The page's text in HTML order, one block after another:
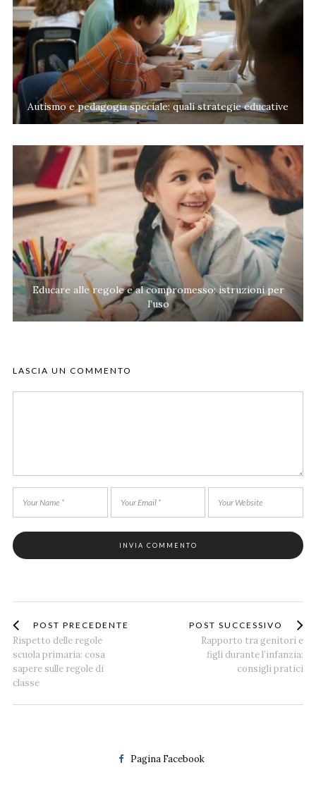
Autismo e pedagogia speciale: quali strategie educative
Educare alle regole e al compromesso: istruzioni per
l’uso
LASCIA UN COMMENTO
POST PRECEDENTE
Rispetto delle regole
scuola primaria: cosa
sapere sulle regole di
classe
POST SUCCESSIVO
Rapporto tra genitori e
figli durante l’infanzia:
consigli pratici
Pagina Facebook